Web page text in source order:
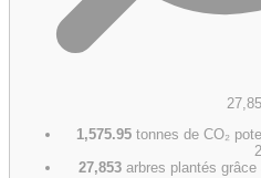
1,575.95tonnes de CO₂
27,853 arbres plantés